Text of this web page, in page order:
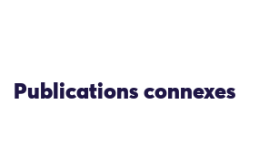
Publications connexes